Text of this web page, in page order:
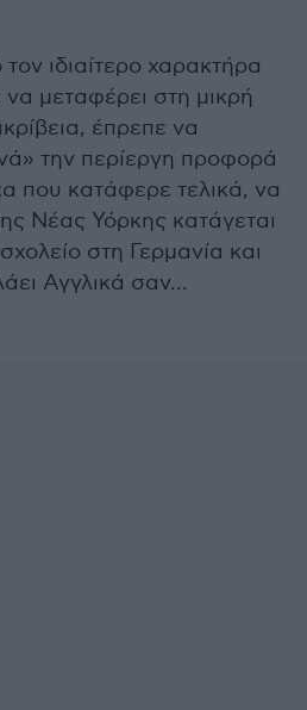
ιδιαίτερο χαρακτήρα
μεταφέρει στη μικρή
έπρεπε να
την περίεργη προφορά
που κατάφερε τελικά, να
Νέας Υόρκης κατάγεται
στη Γερμανία και
Αγγλικά σαν...